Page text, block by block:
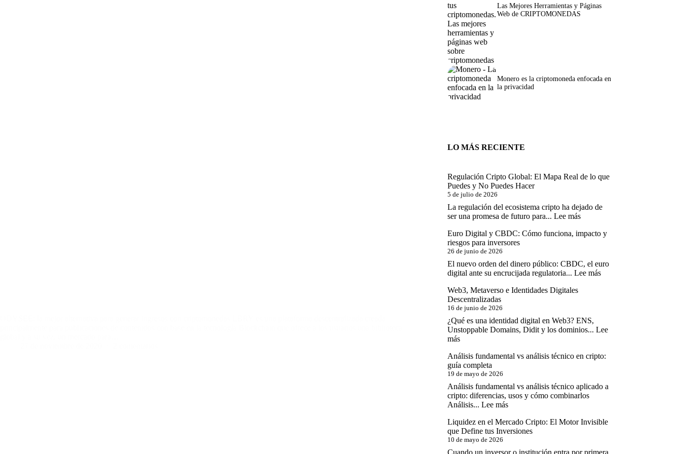
Las Mejores Herramientas y Páginas
Web de CRIPTOMONEDAS
Monero es la criptomoneda enfocada en
la privacidad
LO MÁS RECIENTE
Regulación Cripto Global: El Mapa Real de lo que
Puedes y No Puedes Hacer
5 de julio de 2026
La regulación del ecosistema cripto ha dejado de
ser una promesa de futuro para...Lee más:
Cripto
Mapa
Real
y
No
Puedes
Euro Digital y CBDC: Cómo funciona, impacto y
riesgos para inversores
26 de junio de 2026
El nuevo orden del dinero público: CBDC, el euro
digital ante su encrucijada regulatoria...Lee más:
funciona,
riesgos
Web3, Metaverso e Identidades Digitales
Descentralizadas
16 de junio de 2026
¿Qué es una identidad digital en Web3? ENS,
Unstoppable Domains, Didit y los dominios...Lee
más:
Metaverso
e
Identidades
Digitales
Descentralizadas
Análisis fundamental vs análisis técnico en cripto:
guía completa
19 de mayo de 2026
Análisis fundamental vs análisis técnico aplicado a
cripto: diferencias, usos y cómo combinarlos
Análisis...Lee más:
fundamental
vs
técnico
Liquidez en el Mercado Cripto: El Motor Invisible
que Define tus Inversiones
10 de mayo de 2026
Cuando un inversor o institución entra por primera